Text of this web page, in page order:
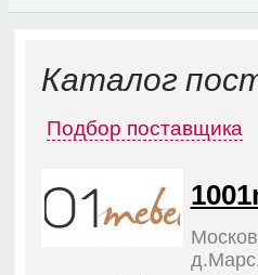
Каталог
Подбор поставщика